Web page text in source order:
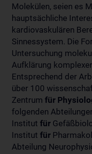
Molekülen, seien es
hauptsächliche
kardiovaskulären
Sinnessystem. Die
Untersuchung
Aufklärung
Entsprechend der
über 100
Zentrum für
folgenden
Institut für
Institut für
Abteilung